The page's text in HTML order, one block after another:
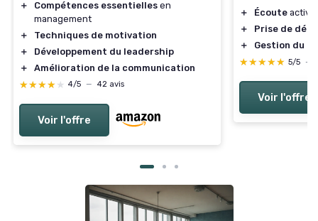
＋ Compétences essentielles en
management
＋
Techniques de motivation
＋
Développement du leadership
＋
Amélioration de la communication
★★★★★
★★★★★ 4/5 — 42 avis
Voir l'offre
＋
Écoute active
＋
Prise de
＋
Gestion du
★★★★★
★★★★★ 5/5 —
Voir l'offre